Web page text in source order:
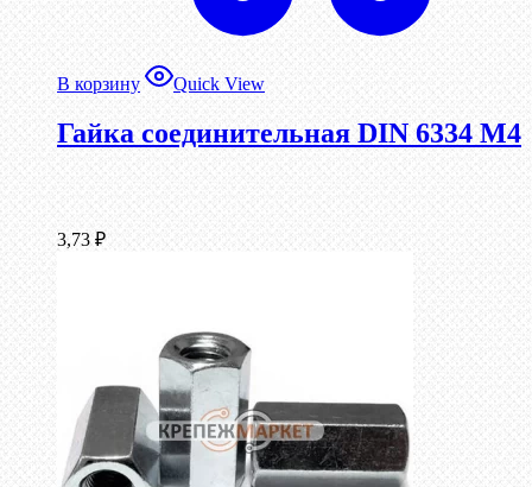
В корзину Quick View
Гайка соединительная DIN 6334 М4
3,73 ₽